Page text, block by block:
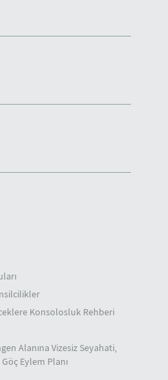
Konsolosluk Rehberi
Alanına Vizesiz Seyahati,
Eylem Planı